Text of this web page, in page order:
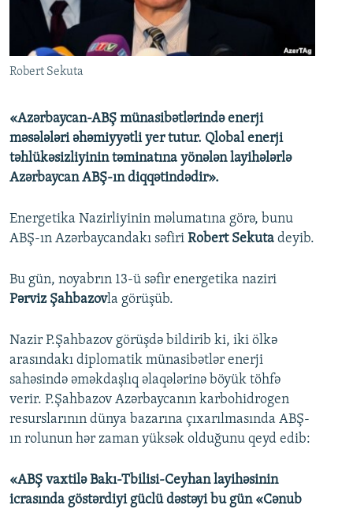
İNFOQRAFIKA
KARIKATURA
AZƏRBAYCAN ƏDƏBIYYATI KITABXANASI
İSLAM VƏ DEMOKRATIYA
MISSIYAMIZ
PEŞƏ ETIKASI VƏ JURNALISTIKA STANDARTLARIMIZ
BIZIMLƏ ƏLAQƏ
XƏBƏR BÜLLETENLƏRIMIZ
BIZI IZLƏ
Robert Sekuta
«Azərbaycan-ABŞ münasibətlərində enerji
məsələləri əhəmiyyətli yer tutur. Qlobal enerji
təhlükəsizliyinin təminatına yönələn layihələrlə
Azərbaycan ABŞ-ın diqqətindədir».
Energetika Nazirliyinin məlumatına görə, bunu
ABŞ-ın Azərbaycandakı səfiri Robert Sekuta deyib.
Bu gün, noyabrın 13-ü səfir energetika naziri
Pərviz Şahbazovla görüşüb.
Nazir P.Şahbazov görüşdə bildirib ki, iki ölkə
arasındakı diplomatik münasibətlər enerji
sahəsində əməkdaşlıq əlaqələrinə böyük töhfə
verir. P.Şahbazov Azərbaycanın karbohidrogen
resurslarının dünya bazarına çıxarılmasında ABŞ-
ın rolunun hər zaman yüksək olduğunu qeyd edib:
«ABŞ vaxtilə Bakı-Tbilisi-Ceyhan layihəsinin
icrasında göstərdiyi güclü dəstəyi bu gün «Cənub